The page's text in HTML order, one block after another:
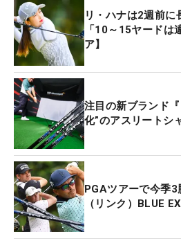
リ・ハナは2週前に
「10～15ヤードは
ア】
注目の新ブランド
化”のアスリートシ
PGAツアーで今季
（リンク）BLUE